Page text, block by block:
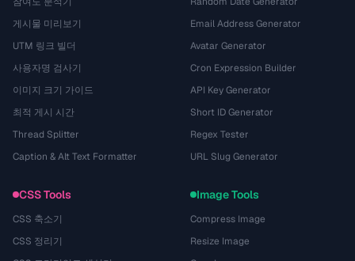
게시물 미리보기
UTM 링크 빌더
사용자명 검사기
이미지 크기 가이드
최적 게시 시간
Thread Splitter
Caption & Alt Text Formatter
Email Address Generator
Avatar Generator
Cron Expression Builder
API Key Generator
Short ID Generator
Regex Tester
URL Slug Generator
CSS Tools
CSS 축소기
CSS 정리기
Image Tools
Compress Image
Resize Image